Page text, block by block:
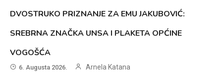
DVOSTRUKO PRIZNANJE ZA EMU JAKUBOVIĆ:
SREBRNA ZNAČKA UNSA I PLAKETA OPĆINE
VOGOŠĆA
6. Augusta 2026. Arnela Katana